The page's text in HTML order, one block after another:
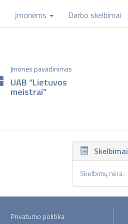
Įmonėms Darbo skelbimai
Įmonės pavadinimas
UAB “Lietuvos
meistrai”
Skelbimai
Skelbimų nėra.
Privatumo politika